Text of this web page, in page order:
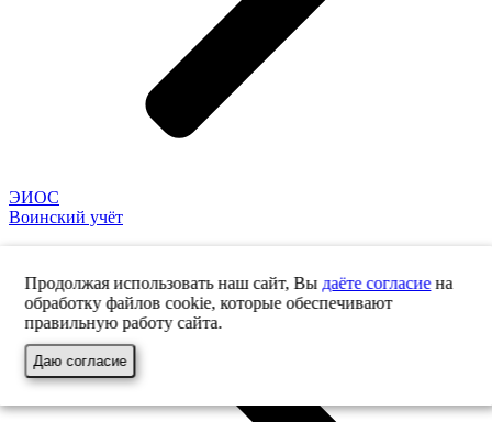
ЭИОС
Воинский учёт
Продолжая использовать наш сайт, Вы даёте согласиена
обработку файлов cookie, которые обеспечивают
правильную работу сайта.
Даю согласие